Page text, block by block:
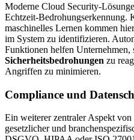
Moderne Cloud Security-
Echtzeit-Bedrohungserkennung.
maschinelles Lernen kommen
im System zu identifizieren.
Funktionen helfen Unternehmen,
Sicherheitsbedrohungen zu
Angriffen zu minimieren.
Compliance und
Ein weiterer zentraler Aspekt
gesetzlicher und